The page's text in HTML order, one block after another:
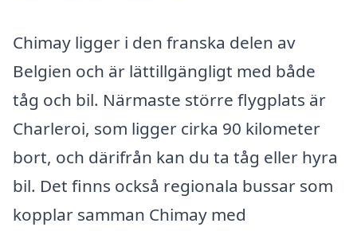
Chimay ligger i den franska delen av
Belgien och är lättillgängligt med både
tåg och bil. Närmaste större flygplats är
Charleroi, som ligger cirka 90 kilometer
bort, och därifrån kan du ta tåg eller hyra
bil. Det finns också regionala bussar som
kopplar samman Chimay med